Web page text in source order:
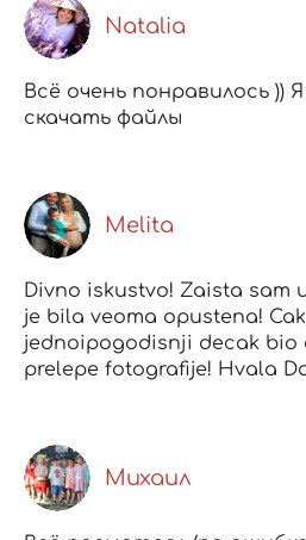
Natalia
Всё очень понравилось ))
скачать файлы
Melita
Divno iskustvo! Zaista sam
je bila veoma opustena!
jednoipogodisnji decak bio
prelepe fotografije! Hvala
Михаил